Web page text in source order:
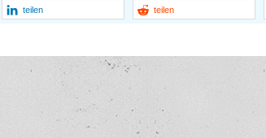
teilen teilen